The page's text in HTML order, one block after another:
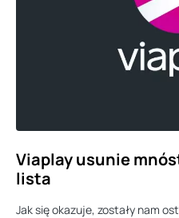
Viaplay usunie
lista
Jak się okazuje, zostały nam